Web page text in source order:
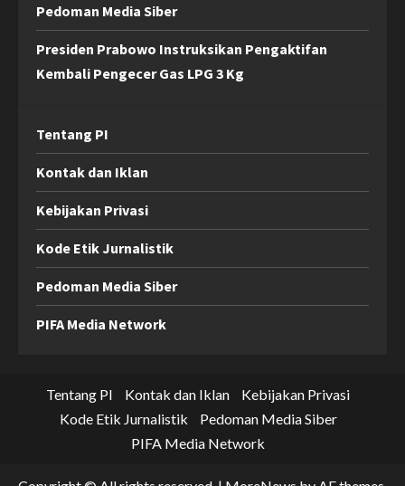
Pedoman Media Siber
Presiden Prabowo Instruksikan Pengaktifan
Kembali Pengecer Gas LPG 3 Kg
Tentang PI
Kontak dan Iklan
Kebijakan Privasi
Kode Etik Jurnalistik
Pedoman Media Siber
PIFA Media Network
Tentang PI Kontak dan Iklan
Kebijakan Privasi
Kode Etik Jurnalistik
Pedoman Media Siber
PIFA Media Network